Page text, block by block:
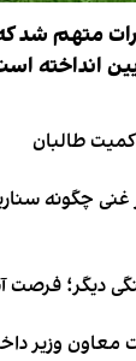
متهم شد
انداخته
طالبان
چگونه
دیگر؛ فرصت
معاون وزیر